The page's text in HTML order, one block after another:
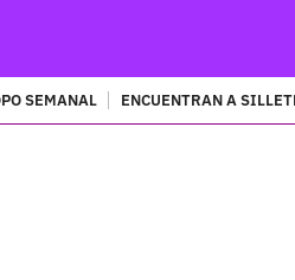
SEMANAL ENCUENTRAN A